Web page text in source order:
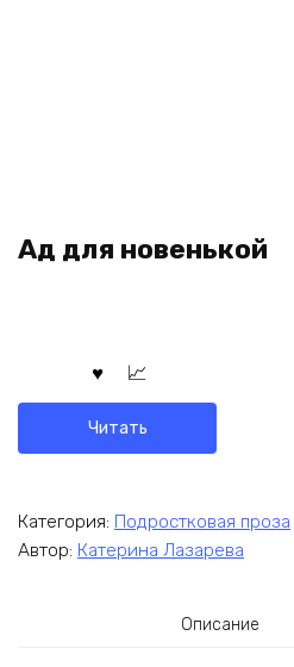
Ад для новенькой
Читать
Категория: Подростковая проза
Автор: Катерина Лазарева
Описание